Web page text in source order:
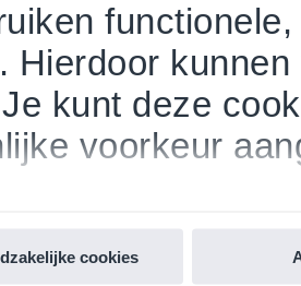
Hierdoor
kunt deze
voorkeur
cookies